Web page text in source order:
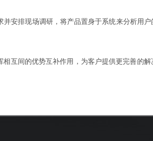
安排现场调研，将产品置身于系统来分析用
互间的优势互补作用，为客户提供更完善的